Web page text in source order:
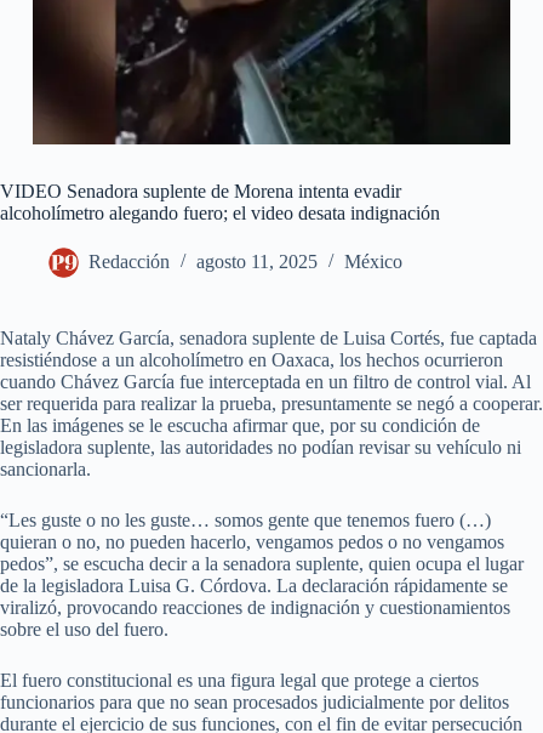
VIDEO Senadora suplente de Morena intenta evadir
alcoholímetro alegando fuero; el video desata indignación
Redacción agosto 11, 2025 México
Nataly Chávez García, senadora suplente de Luisa Cortés, fue captada
resistiéndose a un alcoholímetro en Oaxaca, los hechos ocurrieron
cuando Chávez García fue interceptada en un filtro de control vial. Al
ser requerida para realizar la prueba, presuntamente se negó a cooperar.
En las imágenes se le escucha afirmar que, por su condición de
legisladora suplente, las autoridades no podían revisar su vehículo ni
sancionarla.
“Les guste o no les guste… somos gente que tenemos fuero (…)
quieran o no, no pueden hacerlo, vengamos pedos o no vengamos
pedos”, se escucha decir a la senadora suplente, quien ocupa el lugar
de la legisladora Luisa G. Córdova. La declaración rápidamente se
viralizó, provocando reacciones de indignación y cuestionamientos
sobre el uso del fuero.
El fuero constitucional es una figura legal que protege a ciertos
funcionarios para que no sean procesados judicialmente por delitos
durante el ejercicio de sus funciones, con el fin de evitar persecución